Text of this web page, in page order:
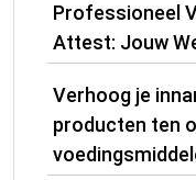
Professioneel
Attest: Jouw
Verhoog je
producten ten